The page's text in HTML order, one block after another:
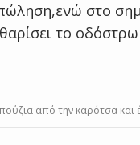
στο
το
από την καρότσα και